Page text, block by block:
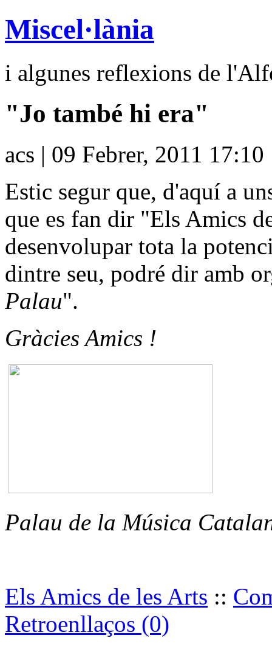
Miscel·lània
i algunes reflexions de
"Jo també hi era"
acs | 09 Febrer, 2011 17:10
Estic segur que, d'aquí a
que es fan dir "Els Amics
desenvolupar tota la
dintre seu, podré dir amb
Palau".
Gràcies Amics !
Palau de la Música
Els Amics de les Arts ::
Retroenllaços (0)